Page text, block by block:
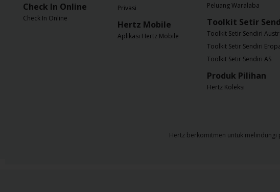
Check In Online
Check In Online
Privasi
Hertz Mobile
Aplikasi Hertz Mobile
Peluang Waralaba
Toolkit Setir
Toolkit Setir Sendiri
Toolkit Setir Sendiri
Toolkit Setir Sendiri AS
Produk Pilihan
Hertz Koleksi
Hertz berkomitmen untuk melindungi